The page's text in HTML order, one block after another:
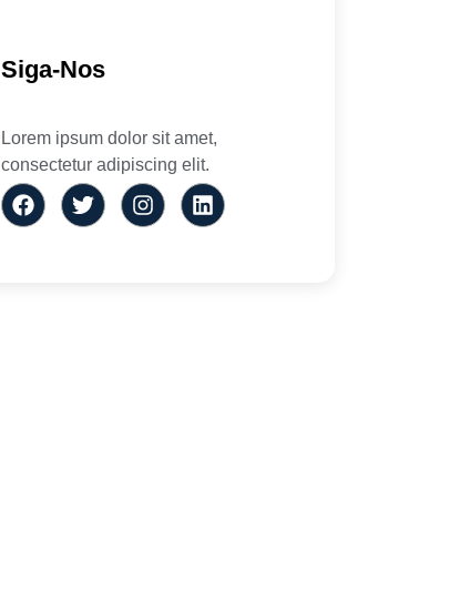
Siga-Nos
Lorem ipsum dolor sit amet,
consectetur adipiscing elit.